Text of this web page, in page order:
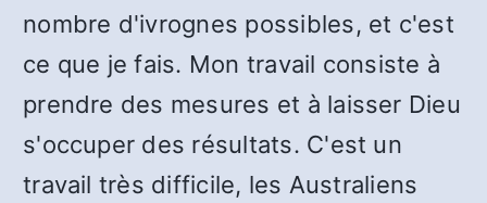
nombre d'ivrognes possibles, et c'est
ce que je fais. Mon travail consiste à
prendre des mesures et à laisser Dieu
s'occuper des résultats. C'est un
travail très difficile, les Australiens